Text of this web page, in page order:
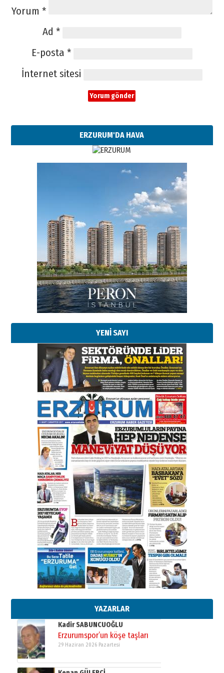
Yorum *
Ad *
E-posta *
İnternet sitesi
ERZURUM'DA HAVA
YENİ SAYI
YAZARLAR
Esat BİNDESEN
Başkan Sekmen’den Erzurum’a
bir vizyon proje daha!
02 Ağustos 2026 Pazar
Kadir SABUNCUOĞLU
Erzurumspor’un köşe taşları
29 Haziran 2026 Pazartesi
Kenan GÜLERCİ
Murat Şahsuvaroğlu ERKON’da
çıtayı yukarı taşırken,
yönetimdekiler aşağı
çekmemeli!
17 Şubat 2026 SalıOrhan BOZKURT
Bir fotoğraf, bir şehir, bir
gazeteci… Dizginler kimin
elinde?
31 Mart 2026 Salı
A. Berhan Yılmaz
BİR BÖLÜM DEĞİL, BİR ÖMÜR
SEÇİYORSUNUZ… “NEDEN
ATATÜRK ÜNİVERSİTESİ?”
28 Temmuz 2026 Salı
Ahmet Gökhan YAZICI
Ahmed Yesevi’den bir Alperen…
”Reisimiz” idi… Hakka yürüdü.!
26 Mart 2026 Perşembe
Cem Bakırcı
Ardında bıraktığı hatıralarıyla
gönül adamı Faruk Terzioğlu!
13 Mayıs 2026 Çarşamba
Esat BİNDESEN
Başkan Sekmen’den Erzurum’a
bir vizyon proje daha!
02 Ağustos 2026 Pazar
Kadir SABUNCUOĞLU
Erzurumspor’un köşe taşları
29 Haziran 2026 Pazartesi